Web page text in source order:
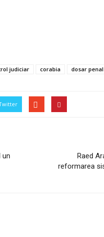
judiciar corabia dosar penal
un
Raed
reformarea